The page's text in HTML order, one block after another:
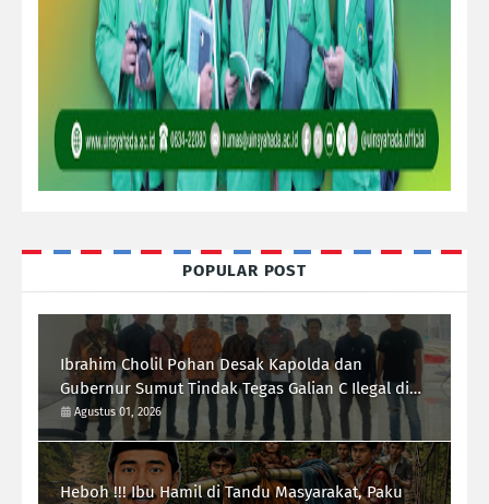
POPULAR POST
Ibrahim Cholil Pohan Desak Kapolda dan
Gubernur Sumut Tindak Tegas Galian C Ilegal di
Sipiongot Julu Kec. Dolok Kab. Paluta
Agustus 01, 2026
Heboh !!! Ibu Hamil di Tandu Masyarakat, Paku